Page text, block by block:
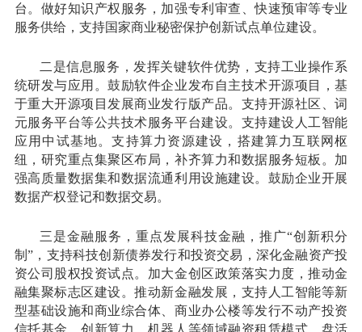
台。做好知识产权服务，加强专利审查、快速预审等专业
服务供给，支持国家商业秘密保护创新试点单位建设。
二是信息服务，发挥关键软件优势，支持工业操作系
统研发与应用。鼓励软件企业发布自主技术开源项目，基
于重大开源项目发展商业发行版产品。支持开源社区、词
元服务平台等公共技术服务平台建设。支持建设人工智能
应用中试基地。支持算力资源建设，搭建算力互联网枢
纽，研究重点集聚区布局，补齐算力和数据服务短板。加
强高质量数据集和数据流通利用设施建设。鼓励企业开展
数据产权登记和数据交易。
三是金融服务，重点发展科技金融，推广“创新积分
制”，支持科技创新债券发行和投资交易，深化金融资产投
资公司股权投资试点。加大金创区政策落实力度，推动金
融集聚标志区建设。推动新金融发展，支持人工智能等新
型基础设施和商业综合体、商业办公楼等发行不动产投资
信托基金。创新算力、机器人等领域融资租赁模式。盘活